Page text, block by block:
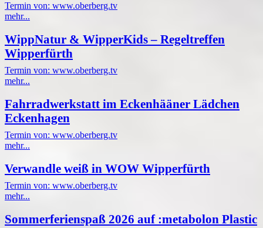
Termin von: www.oberberg.tv
mehr...
WippNatur & WipperKids – Regeltreffen
Wipperfürth
Termin von: www.oberberg.tv
mehr...
Fahrradwerkstatt im Eckenhääner Lädchen
Eckenhagen
Termin von: www.oberberg.tv
mehr...
Verwandle weiß in WOW Wipperfürth
Termin von: www.oberberg.tv
mehr...
Sommerferienspaß 2026 auf :metabolon Plastic